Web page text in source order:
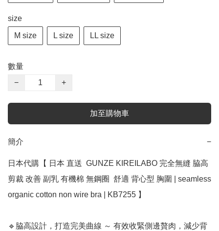
size
M size L size LL size
數量
−
+
加至購物車
簡介 −
日本代購【 日本 直送  GUNZE KIREILABO 完全無縫 脇高
剪裁 改善 副乳 有機棉 無鋼圈  舒適 背心型 胸圍 | seamless
organic cotton non wire bra | KB7255 】 ﻿
🔹脇高設計，打造完美曲線 ～ 有效收緊側邊贅肉，減少背